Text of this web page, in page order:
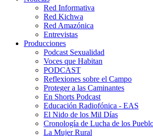
Red Informativa
Red Kichwa
Red Amazónica
Entrevistas
Producciones
Podcast Sexualidad
Voces que Habitan
PODCAST
Reflexiones sobre el Campo
Proteger a las Caminantes
En Shorts Podcast
Educación Radiofónica - EAS
El Nido de los Mil Días
Cronología de Lucha de los
La Mujer Rural